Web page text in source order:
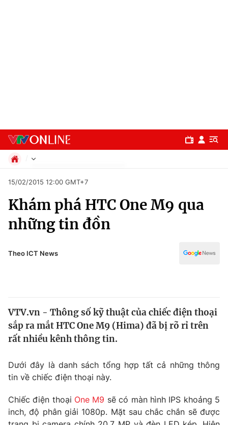
Chuyên mục
Chính trị
Y tế
Tin tức
Câu chuyện quốc tế
Kinh tế
Tài chính
Thị trường
Dữ liệu và đời sống
Xã hội
Pháp luật
Kinh tế
Thể thao
Văn hóa - Giải trí
Giáo dục
15/02/2015 12:00 GMT+7
Khám phá HTC One M9 qua
những tin đồn
Theo ICT News
VTV.vn - Thông số kỹ thuật của chiếc điện thoại
sắp ra mắt HTC One M9 (Hima) đã bị rõ rỉ trên
rất nhiều kênh thông tin.
Dưới đây là danh sách tổng hợp tất cả những thông
tin về chiếc điện thoại này.
Chiếc điện thoại One M9 sẽ có màn hình IPS khoảng 5
inch, độ phân giải 1080p. Mặt sau chắc chắn sẽ được